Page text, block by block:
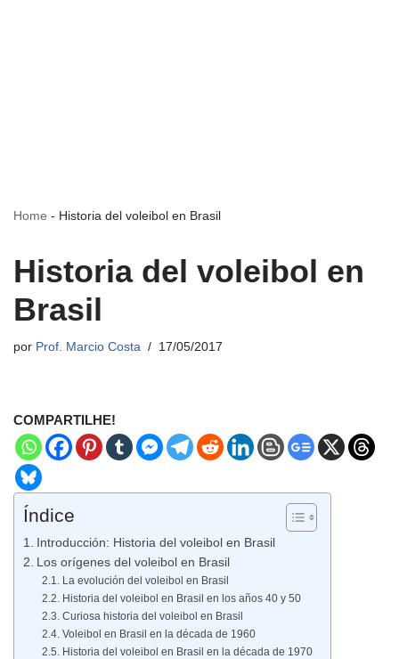
Home - Historia del voleibol en Brasil
Historia del voleibol en
Brasil
por Prof. Marcio Costa 17/05/2017
COMPARTILHE!
Índice
Introducción: Historia del voleibol en Brasil
Los orígenes del voleibol en Brasil
La evolución del voleibol en Brasil
Historia del voleibol en Brasil en los años 40 y 50
Curiosa historia del voleibol en Brasil
Voleibol en Brasil en la década de 1960
Historia del voleibol en Brasil en la década de 1970